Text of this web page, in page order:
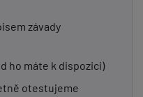
závady
ho máte k dispozici)
otestujeme